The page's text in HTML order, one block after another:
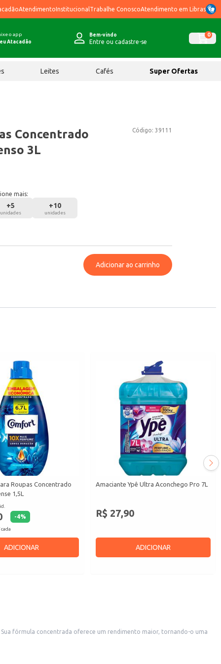
AtendimentoInstitucional Trabalhe ConoscoAtendimento em Libras
o app
Atacadão
Bem-vindo
Entre ou cadastre-se
0
Leites Cafés Super Ofertas
Código: 39111
Concentrado
3L
mais:
+5
unidades
+10
unidades
Adicionar ao carrinho
Roupas Concentrado
1,5L
-4%
ADICIONAR
Amaciante Ypê Ultra Aconchego Pro 7L
R$ 27,90
ADICIONAR
fórmula concentrada oferece um rendimento maior, tornando-o uma